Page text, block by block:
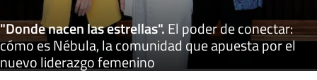
"Donde nacen las estrellas".El poder de conectar:
cómo es Nébula, la comunidad que apuesta por el
nuevo liderazgo femenino